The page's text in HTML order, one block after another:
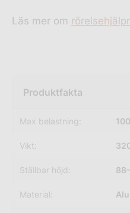
Läs mer om
Max belastning:
Vikt:
Ställbar höjd:
Material: